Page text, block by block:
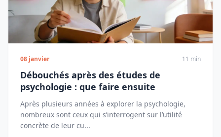
08 janvier 11 min
Débouchés après des études de
psychologie : que faire ensuite
Après plusieurs années à explorer la psychologie,
nombreux sont ceux qui s’interrogent sur l’utilité
concrète de leur cu...